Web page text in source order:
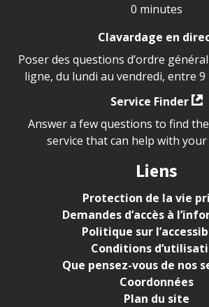
0 minutes
Clavardage en
Poser des questions d’ordre
ligne, du lundi au vendredi, entre 9
Service Finder
Answer a few questions to find
service that can help with your
Liens
Protection de la vie
Demandes d’accès à
Politique sur
Conditions
Que pensez-vous de nos
Coordonnées
Plan du site